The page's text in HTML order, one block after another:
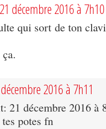
21 décembre 2016 à 7h10
qui sort de ton
2016 à 7h11
21 décembre 2016 à
potes fn